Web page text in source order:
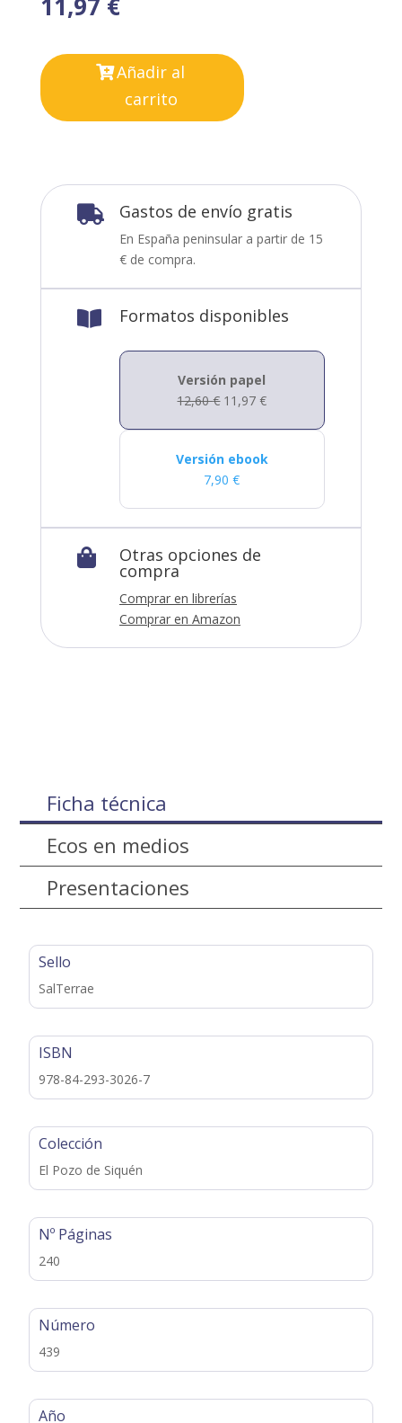
Añadir al
carrito
 Gastos de envío gratis
En España peninsular a partir de 15
€ de compra.
 Formatos disponibles
Versión papel
12,60€ 11,97€
Versión ebook
7,90€
 Otras opciones de
compra
Comprar en librerías
Comprar en Amazon
Ficha técnica
Ecos en medios
Presentaciones
Sello
SalTerrae
ISBN
978-84-293-3026-7
Colección
El Pozo de Siquén
Nº Páginas
240
Número
439
Año